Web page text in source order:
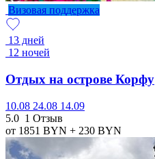
Визовая поддержка
13 дней
12 ночей
Отдых на острове Корфу
10.08 24.08 14.09
5.0 1 Отзыв
от 1851 BYN + 230 BYN